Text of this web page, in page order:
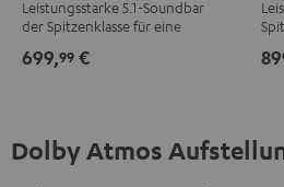
Leistungsstarke 5.1-Soundbar
der Spitzenklasse für eine
und Musikwiedergabe in
699,99 €
Dolby Atmos